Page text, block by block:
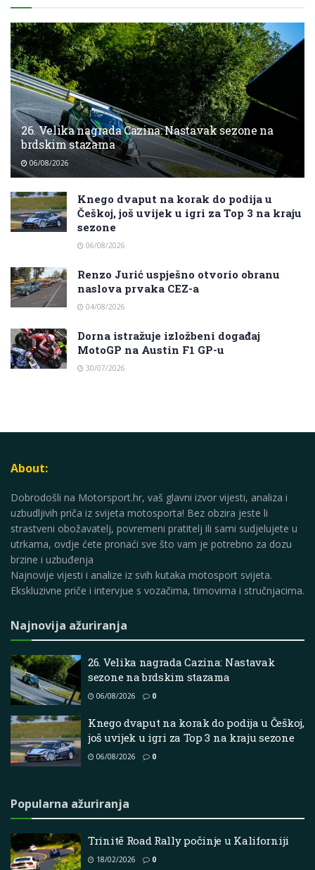
26. Velika nagrada Cazina: Nastavak sezone na
brdskim stazama
06/08/2026
Knego dvaput na korak do podija u
Češkoj, još uvijek u igri za Top 3 na kraju
sezone
06/08/2026
Renzo Jurić uspješno otvorio obranu
naslova prvaka CEZ-a
04/08/2026
Dorna istražuje izložbeni događaj
MotoGP na Austin F1 GP-u
30/07/2026
About:
Dobrodošli na Motorsport.hr, vaš glavni izvor vijesti, analiza i
uzbudljivih priča iz svijeta motosporta! Bez obzira jeste li
strastveni obožavatelj, povremeni pratitelj ili sami sudjelujete u
utrkama, ovdje ćete pronaći sve što vam je potrebno za dozu
brzine i uzbuđenja
Najnovije vijesti i analize iz svih kutaka motosport svijeta.
Ekskluzivne priče i intervjue s vozačima, timovima i stručnjacima.
Najnovija ažuriranja
26. Velika nagrada Cazina: Nastavak
sezone na brdskim stazama
06/08/2026 0
Knego dvaput na korak do podija u Češkoj,
još uvijek u igri za Top 3 na kraju sezone
06/08/2026 0
Popularna ažuriranja
Trinitē Road Rally počinje u Kaliforniji
18/02/2026 0